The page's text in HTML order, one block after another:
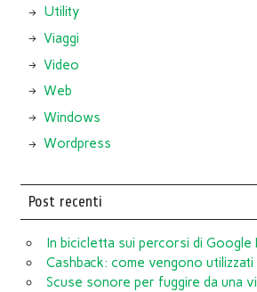
Utility
Viaggi
Video
Web
Windows
Wordpress
Post recenti
In bicicletta sui percorsi di Google
Cashback: come vengono
Scuse sonore per fuggire da una